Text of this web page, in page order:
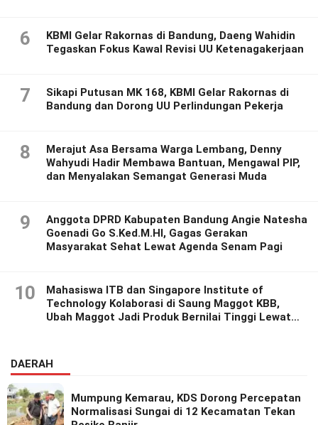
6
KBMI Gelar Rakornas di Bandung, Daeng Wahidin
Tegaskan Fokus Kawal Revisi UU Ketenagakerjaan
7
Sikapi Putusan MK 168, KBMI Gelar Rakornas di
Bandung dan Dorong UU Perlindungan Pekerja
8
Merajut Asa Bersama Warga Lembang, Denny
Wahyudi Hadir Membawa Bantuan, Mengawal PIP,
dan Menyalakan Semangat Generasi Muda
9
Anggota DPRD Kabupaten Bandung Angie Natesha
Goenadi Go S.Ked.M.HI, Gagas Gerakan
Masyarakat Sehat Lewat Agenda Senam Pagi
10
Mahasiswa ITB dan Singapore Institute of
Technology Kolaborasi di Saung Maggot KBB,
Ubah Maggot Jadi Produk Bernilai Tinggi Lewat
DAERAH
Mumpung Kemarau, KDS Dorong Percepatan
Normalisasi Sungai di 12 Kecamatan Tekan